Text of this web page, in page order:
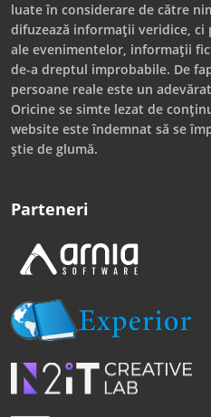
luate în considerare de către
difuzează informații veridice,
ale evenimentelor, informații
de-a dreptul improbabile. De
persoane reale este un
Oricine se simte lezat de
website este îndemnat să se
știe de glumă.
Parteneri